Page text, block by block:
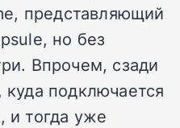
представляющий
но без
Впрочем, сзади
подключается
и тогда уже